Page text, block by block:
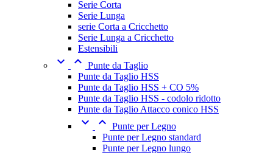
Serie Corta
Serie Lunga
serie Corta a Cricchetto
Serie Lunga a Cricchetto
Estensibili
  Punte da Taglio
Punte da Taglio HSS
Punte da Taglio HSS + CO 5%
Punte da Taglio HSS - codolo ridotto
Punte da Taglio Attacco conico HSS
  Punte per Legno
Punte per Legno standard
Punte per Legno lungo